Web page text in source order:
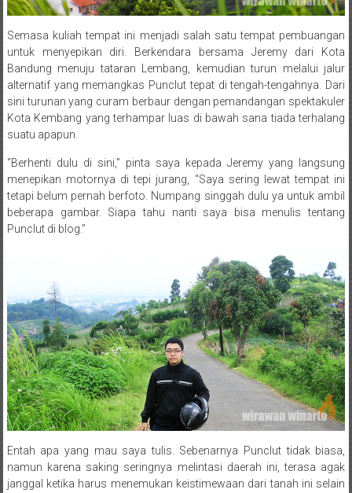
Semasa kuliah tempat ini menjadi salah satu tempat pembuangan
untuk menyepikan diri. Berkendara bersama Jeremy dari Kota
Bandung menuju tataran Lembang, kemudian turun melalui jalur
alternatif yang memangkas Punclut tepat di tengah-tengahnya. Dari
sini turunan yang curam berbaur dengan pemandangan spektakuler
Kota Kembang yang terhampar luas di bawah sana tiada terhalang
suatu apapun.
“Berhenti dulu di sini,” pinta saya kepada Jeremy yang langsung
menepikan motornya di tepi jurang, “Saya sering lewat tempat ini
tetapi belum pernah berfoto. Numpang singgah dulu ya untuk ambil
beberapa gambar. Siapa tahu nanti saya bisa menulis tentang
Punclut di blog.”
Entah apa yang mau saya tulis. Sebenarnya Punclut tidak biasa,
namun karena saking seringnya melintasi daerah ini, terasa agak
janggal ketika harus menemukan keistimewaan dari tanah ini selain